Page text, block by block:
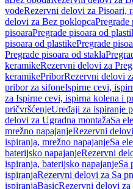
vodeRezervni delovi za Pisoari,
delovi za Bez poklopcaPregrade
pisoaraPregrade pisoara od
pisoara od plastikePregrade
Pregrade pisoara od stakla
keramikeRezervni delovi za
keramikePriborRezervni delovi
pribor za sifoneIspirne cevi,
za Ispirne cevi, ispirna kolena i
pričvršćenjeUređaji za ispiranje
delovi za Ugradna montažaSa
mrežno napajanjeRezervni
ispiranja, mrežno napajanjeSa
baterijsko napajanjeRezervni
ispiranja, baterijsko napajanjeSa
ispiranjaRezervni delovi za Sa
ispiranjaBasicRezervni delovi za